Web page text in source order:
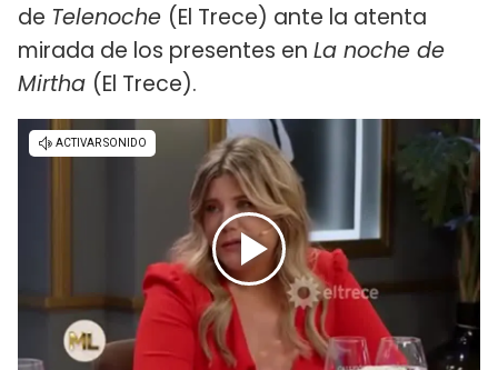
de Telenoche (El Trece) ante la atenta
mirada de los presentes en La noche de
Mirtha (El Trece).